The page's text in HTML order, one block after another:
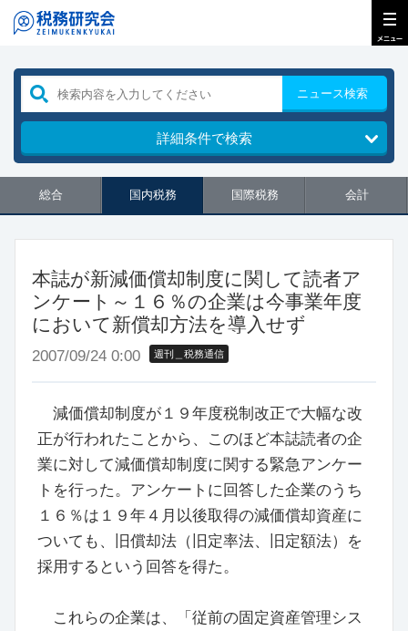
ニュース検索
詳細条件で検索
総合 国内税務 国際税務 会計
本誌が新減価償却制度に関して読者ア
ンケート～１６％の企業は今事業年度
において新償却方法を導入せず
2007/09/24 0:00 週刊＿税務通信
減価償却制度が１９年度税制改正で大幅な改
正が行われたことから、このほど本誌読者の企
業に対して減価償却制度に関する緊急アンケー
トを行った。アンケートに回答した企業のうち
１６％は１９年４月以後取得の減価償却資産に
ついても、旧償却法（旧定率法、旧定額法）を
採用するという回答を得た。
これらの企業は、「従前の固定資産管理シス